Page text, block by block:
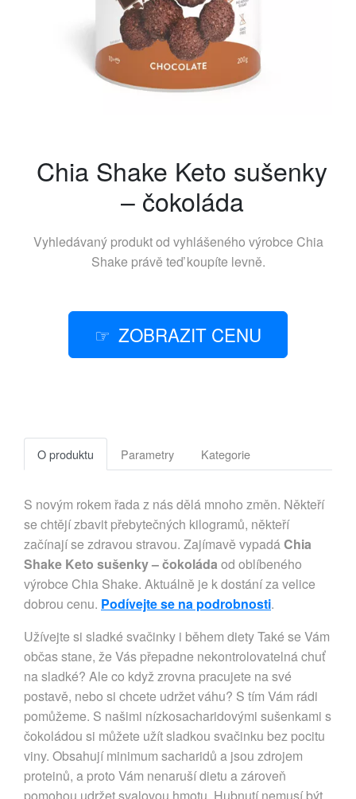
Chia Shake Keto sušenky
– čokoláda
Vyhledávaný produkt od vyhlášeného výrobce Chia
Shake právě teď koupíte levně.
ZOBRAZIT CENU
O produktu Parametry Kategorie
S novým rokem řada z nás dělá mnoho změn. Někteří
se chtějí zbavit přebytečných kilogramů, někteří
začínají se zdravou stravou. Zajímavě vypadáChia
Shake Keto sušenky – čokoláda od oblíbeného
výrobce Chia Shake. Aktuálně je k dostání za velice
dobrou cenu. Podívejte se na podrobnosti.
Užívejte si sladké svačinky i během diety Také se Vám
občas stane, že Vás přepadne nekontrolovatelná chuť
na sladké? Ale co když zrovna pracujete na své
postavě, nebo si chcete udržet váhu? S tím Vám rádi
pomůžeme. S našimi nízkosacharidovými sušenkami s
čokoládou si můžete užít sladkou svačinku bez pocitu
viny. Obsahují minimum sacharidů a jsou zdrojem
proteinů, a proto Vám nenaruší dietu a zároveň